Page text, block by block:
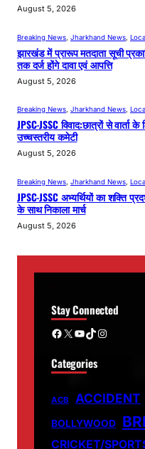
August 5, 2026
Breaking News Jharkhand News
झारखंड में प्रारूप मतदाता सूची
तक दर्ज होंगे दावा एवं आपत्ति
August 5, 2026
Breaking News, Jharkhand News,
JPSC-JSSC विवाद:छात्रों से वार्ता
उच्चस्तरीय कमेटी
August 5, 2026
Breaking News Jharkhand News
JPSC-JSSC अभ्यर्थियों का शक्ति
के साथ निकाला मार्च
August 5, 2026
Stay Connected
Facebook X YouTube TikTok Instagram
Categories
ACB ACCIDENT
BOLLYWOOD
CRICKET/